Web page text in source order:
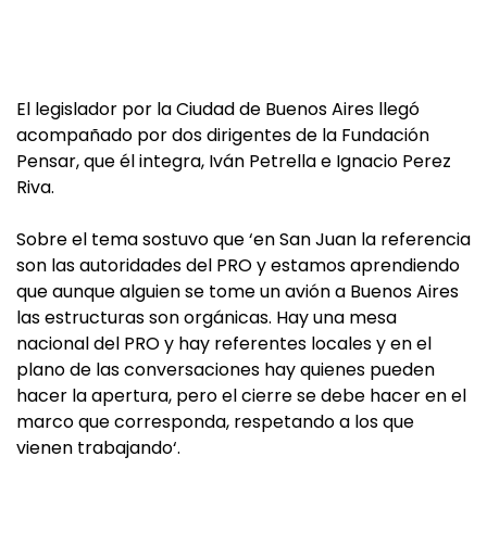
El legislador por la Ciudad de Buenos Aires llegó
acompañado por dos dirigentes de la Fundación
Pensar, que él integra, Iván Petrella e Ignacio Perez
Riva.
Sobre el tema sostuvo que ‘en San Juan la referencia
son las autoridades del PRO y estamos aprendiendo
que aunque alguien se tome un avión a Buenos Aires
las estructuras son orgánicas. Hay una mesa
nacional del PRO y hay referentes locales y en el
plano de las conversaciones hay quienes pueden
hacer la apertura, pero el cierre se debe hacer en el
marco que corresponda, respetando a los que
vienen trabajando‘.